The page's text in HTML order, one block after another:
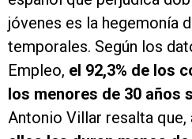
jóvenes es la hegemonía
temporales. Según los
Empleo, el 92,3% de los
los menores de 30 años
Antonio Villar resalta que,